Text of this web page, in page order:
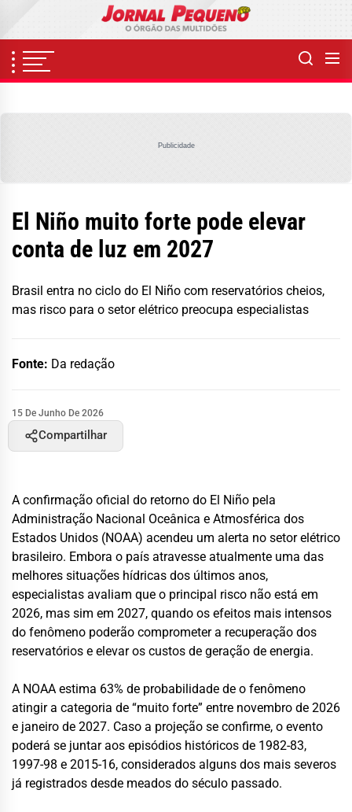
content
Publicidade
El Niño muito forte pode elevar
conta de luz em 2027
Brasil entra no ciclo do El Niño com reservatórios cheios,
mas risco para o setor elétrico preocupa especialistas
Fonte: Da redação
15 De Junho De 2026
Compartilhar
A confirmação oficial do retorno do El Niño pela
Administração Nacional Oceânica e Atmosférica dos
Estados Unidos (NOAA) acendeu um alerta no setor elétrico
brasileiro. Embora o país atravesse atualmente uma das
melhores situações hídricas dos últimos anos,
especialistas avaliam que o principal risco não está em
2026, mas sim em 2027, quando os efeitos mais intensos
do fenômeno poderão comprometer a recuperação dos
reservatórios e elevar os custos de geração de energia.
A NOAA estima 63% de probabilidade de o fenômeno
atingir a categoria de “muito forte” entre novembro de 2026
e janeiro de 2027. Caso a projeção se confirme, o evento
poderá se juntar aos episódios históricos de 1982-83,
1997-98 e 2015-16, considerados alguns dos mais severos
já registrados desde meados do século passado.